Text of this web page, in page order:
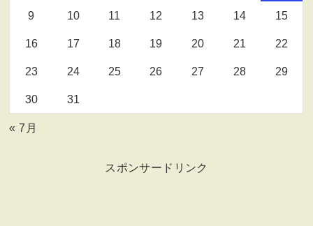
9 10 11 12 13 14 15
16 17 18 19 20 21 22
23 24 25 26 27 28 29
30 31
« 7月
スポンサードリンク